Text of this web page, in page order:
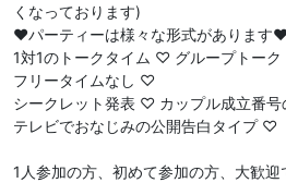
くなっております)
❤︎パーティーは様々な形式があります
1対1のトークタイム ♡ グループトーク
フリータイムなし ♡
シークレット発表 ♡ カップル成立番号
テレビでおなじみの公開告白タイプ ♡
1人参加の方、初めて参加の方、大歓